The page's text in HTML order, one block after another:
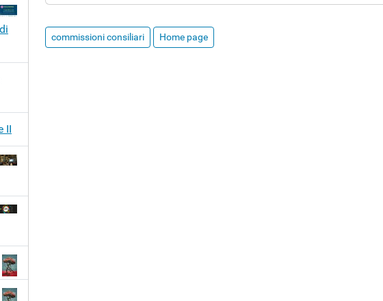
2024
Commissione
consiliare
commissioni consiliari Home page
II